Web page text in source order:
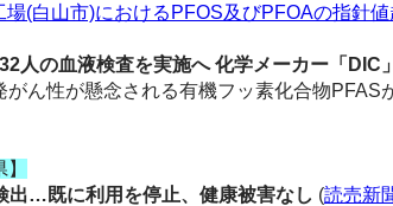
(白山市)におけるPFOS及びPFOAの指針
人の血液検査を実施へ 化学メーカー「DIC
ん性が懸念される有機フッ素化合物
…既に利用を停止、健康被害なし (読売新